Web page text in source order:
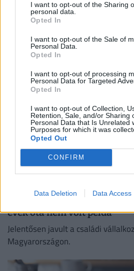
I want to opt-out of the Sharing
personal data.
Opted In
I want to opt-out of the Sale of
Personal Data.
Opted In
I want to opt-out of processing
Personal Data for Targeted
Opted In
I want to opt-out of Collection,
Retention, Sale, and/or Sharing
Personal Data that Is Unrelated
Purposes for which it was
Opted Out
CONFIRM
Data Deletion Data Access
munkahelyi fogás ütötte fel
Magyarországon
Egy jól időzített és megtervezett
vezetőt, hanem a vállalkozást is
Rendkívüli bejelentést
családi cégek: olyasmire
évek óta nem volt példa
Jelentősen javult a családi
Magyarországon.